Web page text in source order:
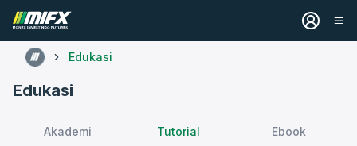
Edukasi
Edukasi
Akademi Tutorial Ebook